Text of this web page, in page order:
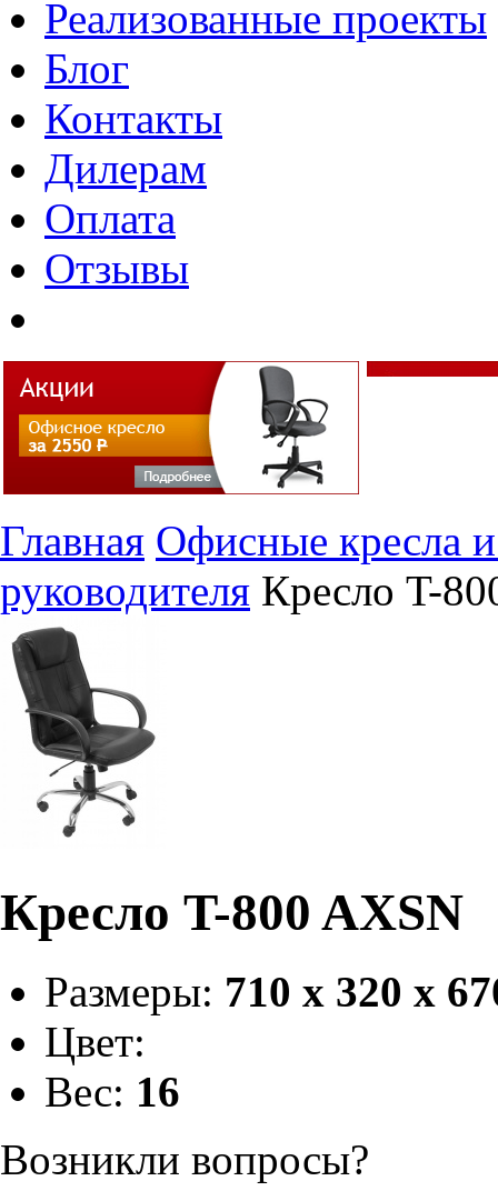
Реализованные проекты
Блог
Контакты
Дилерам
Оплата
Отзывы
Главная Офисные кресла и
руководителя Кресло T-
Кресло T-800 AXSN
Размеры: 710 x 320 x
Цвет:
Вес: 16
Возникли вопросы?